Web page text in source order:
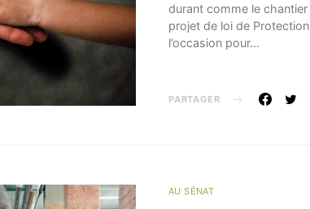
durant comme le
projet de loi de
l’occasion pour…
PARTAGER
AU SÉNAT